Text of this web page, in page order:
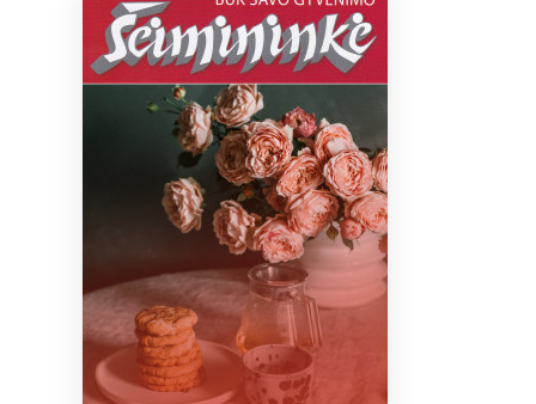
Naujienos
+370 667 80 541
info@elvislab.lt